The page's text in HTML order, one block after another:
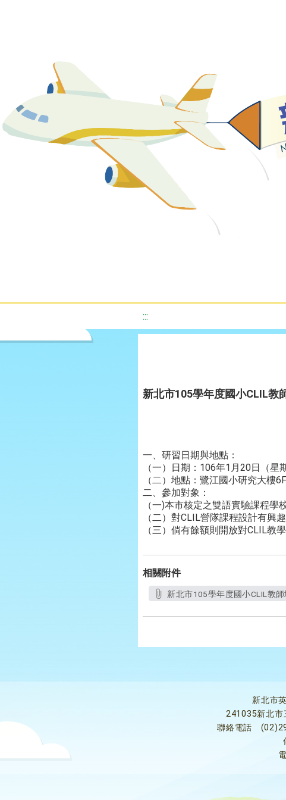
:::
新北市105學年度國小CLIL教
一、研習日期與地點：
（一）日期：106年1月20日（星
（二）地點：鷺江國小研究大樓
二、參加對象：
（一)本市核定之雙語實驗課程學
（二）對CLIL營隊課程設計有興
（三）倘有餘額則開放對CLIL教
相關附件
新北市105學年度國小CLIL教
新北市
241035新北市
聯絡電話